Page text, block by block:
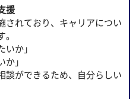
援
されており、キャリアについ
。
いか」
か」
談ができるため、自分らしい